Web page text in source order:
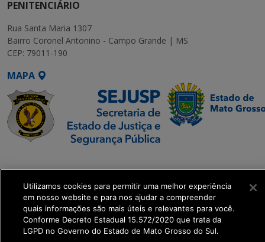
PENITENCIÁRIO
Rua Santa Maria 1307
Bairro Coronel Antonino - Campo Grande | MS
CEP: 79011-190
MAPA
Executiva de
Transformação Digital
get_footer();
Utilizamos cookies para permitir uma melhor experiência
em nosso website e para nos ajudar a compreender
quais informações são mais úteis e relevantes para você.
Conforme Decreto Estadual 15.572/2020 que trata da
LGPD no Governo do Estado de Mato Grosso do Sul.